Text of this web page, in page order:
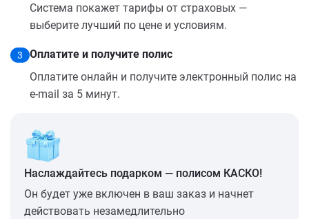
Система покажет тарифы от страховых —
выберите лучший по цене и условиям.
3
Оплатите и получите полис
Оплатите онлайн и получите электронный полис на
e-mail за 5 минут.
Наслаждайтесь подарком — полисом КАСКО!
Он будет уже включен в ваш заказ и начнет
действовать незамедлительно